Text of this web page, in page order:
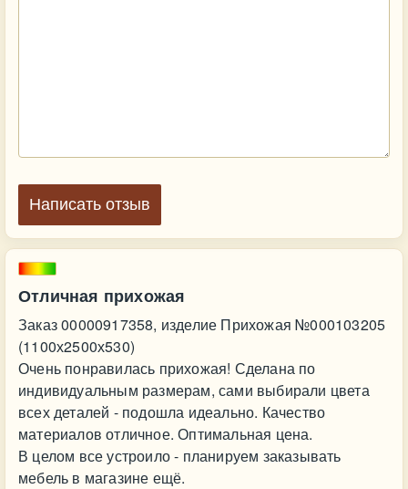
Отличная прихожая
Заказ 00000917358, изделие Прихожая №000103205
(1100х2500х530)
Очень понравилась прихожая! Сделана по
индивидуальным размерам, сами выбирали цвета
всех деталей - подошла идеально. Качество
материалов отличное. Оптимальная цена.
В целом все устроило - планируем заказывать
мебель в магазине ещё.
Написать отзыв